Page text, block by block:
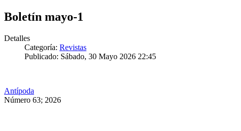
Boletín mayo-1
Detalles
Categoría: Revistas
Publicado: Sábado, 30 Mayo 2026 22:45
Antípoda
Número 63; 2026